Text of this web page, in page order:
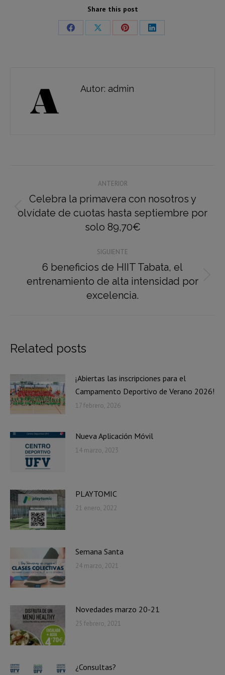
Share this post
Share
Share
Share
Share
Autor: admin
entre
publicaciones
ANTERIOR
Publicación
anterior:
Celebra la primavera con nosotros y
olvídate de cuotas hasta septiembre por
solo 89,70€
SIGUIENTE
Publicación
siguiente:
6 beneficios de HIIT Tabata, el
entrenamiento de alta intensidad por
excelencia.
Related posts
¡Abiertas las inscripciones para el
Campamento Deportivo de Verano 2026!
17 febrero, 2026
Nueva Aplicación Móvil
14 marzo, 2023
PLAYTOMIC
21 enero, 2022
Semana Santa
24 marzo, 2021
Novedades marzo 20-21
25 febrero, 2021
¿Consultas?